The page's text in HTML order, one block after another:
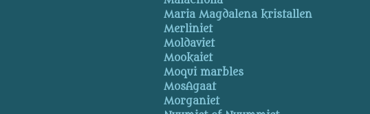
Maria Magdalena kristallen
Merliniet
Moldaviet
Mookaiet
Moqui marbles
MosAgaat
Morganiet